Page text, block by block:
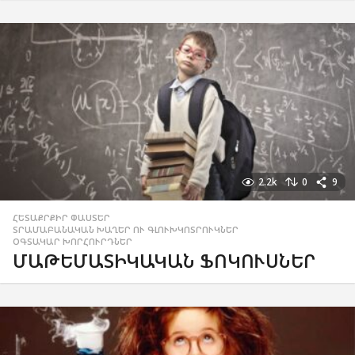
2.2k 0 9
ՀԵՏԱՔՐՔԻՐ ՓԱՍՏԵՐ
ՏՐԱՄԱԲԱՆԱԿԱՆ ԽԱՂԵՐ ՈՒ ԳԼՈՒԽԿՈՏՐՈՒԿՆԵՐ
ՕԳՏԱԿԱՐ ԽՈՐՀՈՒՐԴՆԵՐ
ՄԱԹԵՄԱՏԻԿԱԿԱՆ ՖՈԿՈՒՍՆԵՐ